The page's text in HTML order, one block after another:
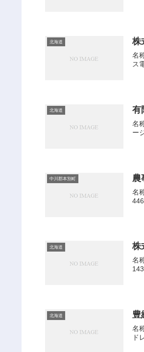
北海道 株
名
ス
北海道 有
名
ー
中川郡本別町 農
名
北海道 株
名
北海道 豊
名
ド